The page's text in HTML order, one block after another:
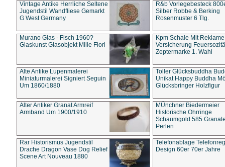
Vintage Antike Herrliche Seltene
Jugendstil Wandfliese Gemarkt
G West Germany
R&b Vorlegebesteck
Silber Robbe & Berking
Rosenmuster 6 Tlg.
Murano Glas - Fisch 1960?
Glaskunst Glasobjekt Mille Fiori
Kpm Schale Mit Reklame
Versicherung
Zeptermarke 1. Wahl
Alte Antike Lupenmalerei
Miniaturmalerei Signiert Seguin
Um 1860/1880
Toller Glücksbuddha
Unikat Happy Buddha
Glücksbringer Holzfigur
Alter Antiker Granat Armreif
Armband Um 1900/1910
MÜnchner Biedermeier
Historische Ohrringe
Schaumgold 585
Perlen
Rar Historismus Jugendstil
Drache Dragon Vase Dog Relief
Scene Art Nouveau 1880
Telefonablage
Design 60er 70er Jahre